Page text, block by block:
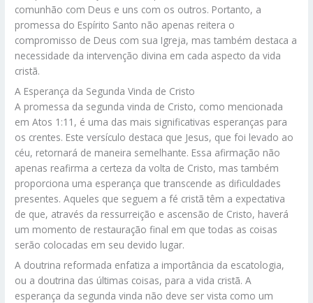
comunhão com Deus e uns com os outros. Portanto, a
promessa do Espírito Santo não apenas reitera o
compromisso de Deus com sua Igreja, mas também destaca a
necessidade da intervenção divina em cada aspecto da vida
cristã.
A Esperança da Segunda Vinda de Cristo
A promessa da segunda vinda de Cristo, como mencionada
em Atos 1:11, é uma das mais significativas esperanças para
os crentes. Este versículo destaca que Jesus, que foi levado ao
céu, retornará de maneira semelhante. Essa afirmação não
apenas reafirma a certeza da volta de Cristo, mas também
proporciona uma esperança que transcende as dificuldades
presentes. Aqueles que seguem a fé cristã têm a expectativa
de que, através da ressurreição e ascensão de Cristo, haverá
um momento de restauração final em que todas as coisas
serão colocadas em seu devido lugar.
A doutrina reformada enfatiza a importância da escatologia,
ou a doutrina das últimas coisas, para a vida cristã. A
esperança da segunda vinda não deve ser vista como um